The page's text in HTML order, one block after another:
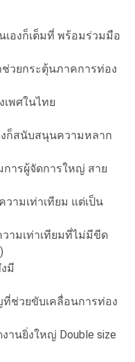
องก็เต็มที่ พร้อมร่วมมือ
ช่วยกระตุ้นภาคการท่อง
พศในไทย
ก็สนับสนุนความหลาก
ารผู้จัดการใหญ่ สาย
วามเท่าเทียม แต่เป็น
ามเท่าเทียมที่ไม่มีขีด
มี
ที่ช่วยขับเคลื่อนการท่อง
นยิ่งใหญ่ Double size